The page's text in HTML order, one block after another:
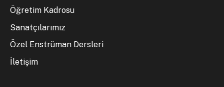
Öğretim Kadrosu
Sanatçılarımız
Özel Enstrüman Dersleri
İletişim